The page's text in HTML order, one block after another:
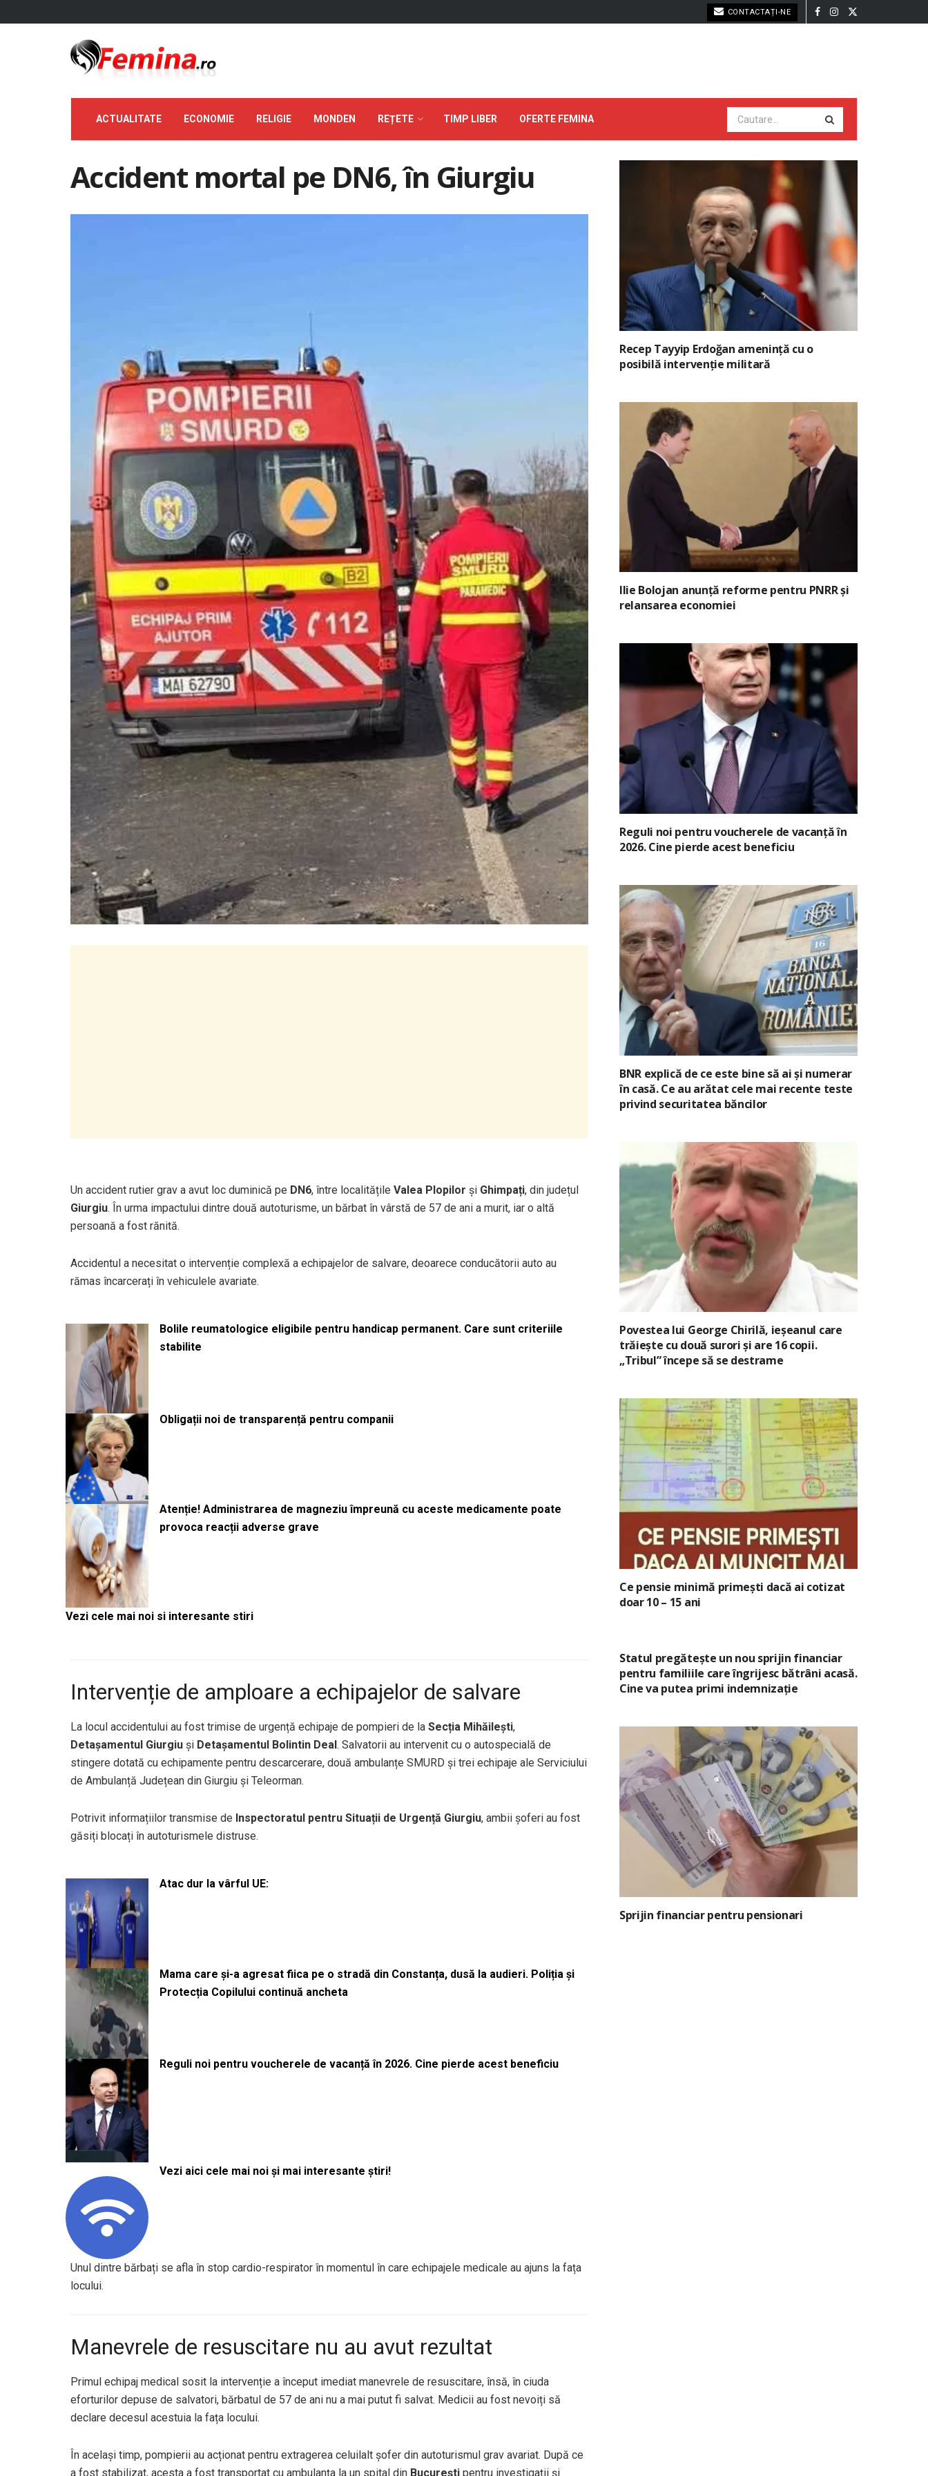
CONTACTAȚI-NE
ACTUALITATE ECONOMIE RELIGIE MONDEN REȚETE TIMP LIBER OFERTE FEMINA
Accident mortal pe DN6, în Giurgiu
Un accident rutier grav a avut loc duminică pe DN6, între localitățile Valea Plopilor și Ghimpați, din județul
Giurgiu. În urma impactului dintre două autoturisme, un bărbat în vârstă de 57 de ani a murit, iar o altă
persoană a fost rănită.
Accidentul a necesitat o intervenție complexă a echipajelor de salvare, deoarece conducătorii auto au
rămas încarcerați în vehiculele avariate.
Bolile reumatologice eligibile pentru handicap permanent. Care sunt criteriile
stabilite
Obligații noi de transparență pentru companii
Atenție! Administrarea de magneziu împreună cu aceste medicamente poate
provoca reacții adverse grave
Vezi cele mai noi si interesante stiri
Intervenție de amploare a echipajelor de salvare
La locul accidentului au fost trimise de urgență echipaje de pompieri de la Secția Mihăilești,
Detașamentul Giurgiu și Detașamentul Bolintin Deal. Salvatorii au intervenit cu o autospecială de
stingere dotată cu echipamente pentru descarcerare, două ambulanțe SMURD și trei echipaje ale Serviciului
de Ambulanță Județean din Giurgiu și Teleorman.
Potrivit informațiilor transmise de Inspectoratul pentru Situații de Urgență Giurgiu, ambii șoferi au fost
găsiți blocați în autoturismele distruse.
Atac dur la vârful UE:
Mama care și-a agresat fiica pe o stradă din Constanța, dusă la audieri. Poliția și
Protecția Copilului continuă ancheta
Reguli noi pentru voucherele de vacanță în 2026. Cine pierde acest beneficiu
Vezi aici cele mai noi și mai interesante știri!
Unul dintre bărbați se afla în stop cardio-respirator în momentul în care echipajele medicale au ajuns la fața
locului.
Manevrele de resuscitare nu au avut rezultat
Primul echipaj medical sosit la intervenție a început imediat manevrele de resuscitare, însă, în ciuda
eforturilor depuse de salvatori, bărbatul de 57 de ani nu a mai putut fi salvat. Medicii au fost nevoiți să
declare decesul acestuia la fața locului.
În același timp, pompierii au acționat pentru extragerea celuilalt șofer din autoturismul grav avariat. După ce
a fost stabilizat, acesta a fost transportat cu ambulanța la un spital din București pentru investigații și
Recep Tayyip Erdoğan amenință cu o
posibilă intervenție militară
Ilie Bolojan anunță reforme pentru PNRR și
relansarea economiei
Reguli noi pentru voucherele de vacanță în
2026. Cine pierde acest beneficiu
BNR explică de ce este bine să ai și numerar
în casă. Ce au arătat cele mai recente teste
privind securitatea băncilor
Povestea lui George Chirilă, ieșeanul care
trăiește cu două surori și are 16 copii.
„Tribul” începe să se destrame
Ce pensie minimă primești dacă ai cotizat
doar 10 – 15 ani
Statul pregătește un nou sprijin financiar
pentru familiile care îngrijesc bătrâni acasă.
Cine va putea primi indemnizație
Sprijin financiar pentru pensionari